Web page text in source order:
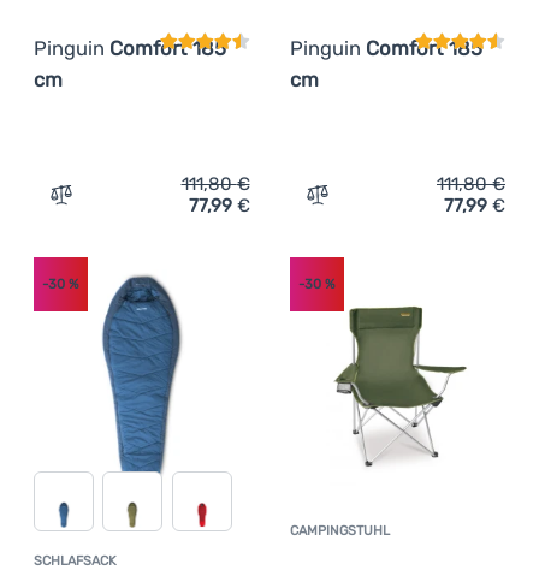
Pinguin Comfort 185
cm
Zum Vergleich 'Schlafsack Pinguin Comfort 185 cm'
111,80€
77,99 €
Pinguin Comfort 185
cm
Zum Vergleich
111,80€
77,99 €
SCHLAFSACK
-30 %
CAMPINGSTUHL
-30%